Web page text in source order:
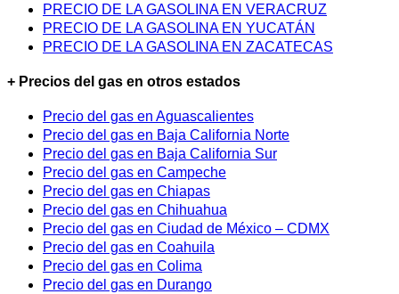
PRECIO DE LA GASOLINA EN VERACRUZ
PRECIO DE LA GASOLINA EN YUCATÁN
PRECIO DE LA GASOLINA EN ZACATECAS
+ Precios del gas en otros estados
Precio del gas en Aguascalientes
Precio del gas en Baja California Norte
Precio del gas en Baja California Sur
Precio del gas en Campeche
Precio del gas en Chiapas
Precio del gas en Chihuahua
Precio del gas en Ciudad de México – CDMX
Precio del gas en Coahuila
Precio del gas en Colima
Precio del gas en Durango